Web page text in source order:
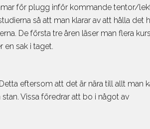
frågor Språkresor
& resa
Prisgaranti
Språkkurser för
Skolor
Om kurserna
Om kurserna
Studieresor
för plugg inför kommande tentor/
så att man klarar av att hålla det
De första tre åren läser man flera
en sak i taget.
eftersom att det är nära till allt man
Vissa föredrar att bo i något av